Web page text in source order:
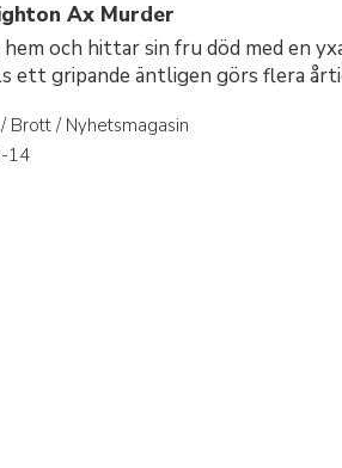
Ax Murder
och hittar sin fru död med en
ett gripande äntligen görs flera
Brott / Nyhetsmagasin
14